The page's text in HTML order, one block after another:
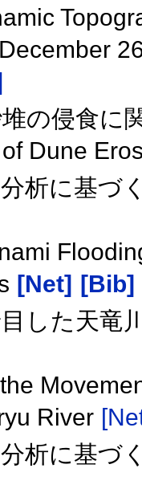
の侵食に
Dune
析に基づ
[Net]
[Bib]
した天竜
River
析に基づ